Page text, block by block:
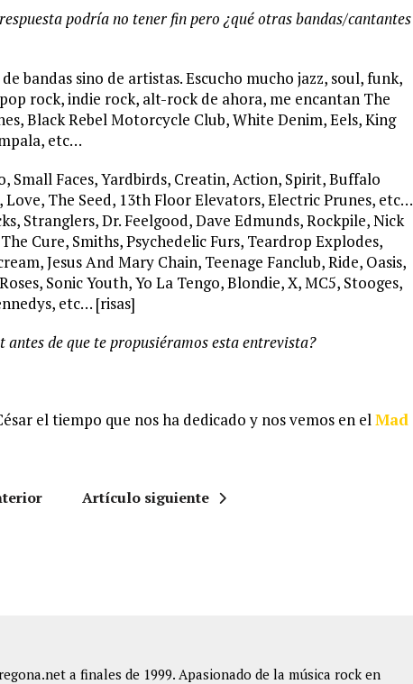
podría no tener fin pero ¿qué otras bandas/cantantes
bandas sino de artistas. Escucho mucho jazz, soul, funk,
rock, indie rock, alt-rock de ahora, me encantan The
Black Rebel Motorcycle Club, White Denim, Eels, King
etc…
Small Faces, Yardbirds, Creatin, Action, Spirit, Buffalo
The Seed, 13th Floor Elevators, Electric Prunes, etc…
Stranglers, Dr. Feelgood, Dave Edmunds, Rockpile, Nick
Cure, Smiths, Psychedelic Furs, Teardrop Explodes,
Jesus And Mary Chain, Teenage Fanclub, Ride, Oasis,
Sonic Youth, Yo La Tengo, Blondie, X, MC5, Stooges,
etc… [risas]
de que te propusiéramos esta entrevista?
el tiempo que nos ha dedicado y nos vemos en elMad
Artículo siguiente
a finales de 1999. Apasionado de la música rock en